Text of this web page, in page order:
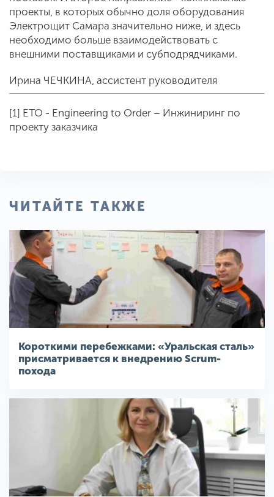
проекты, в которых обычно доля оборудования
Электрощит Самара значительно ниже, и здесь
необходимо больше взаимодействовать с
внешними поставщиками и субподрядчиками.
Ирина ЧЕЧКИНА, ассистент руководителя
[1] ETO - Engineering to Order – Инжиниринг по
проекту заказчика
ЧИТАЙТЕ ТАКЖЕ
Короткими перебежками: «Уральская сталь»
присматривается к внедрению Scrum-
похода